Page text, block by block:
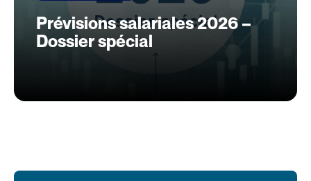
Prévisions salariales 2026 –
Dossier spécial